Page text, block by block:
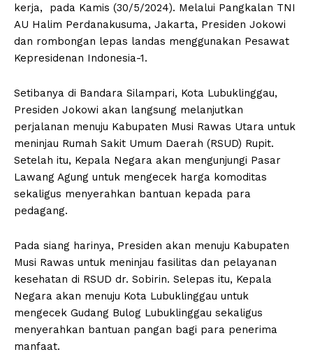
kerja, pada Kamis (30/5/2024). Melalui Pangkalan TNI
AU Halim Perdanakusuma, Jakarta, Presiden Jokowi
dan rombongan lepas landas menggunakan Pesawat
Kepresidenan Indonesia-1.
Setibanya di Bandara Silampari, Kota Lubuklinggau,
Presiden Jokowi akan langsung melanjutkan
perjalanan menuju Kabupaten Musi Rawas Utara untuk
meninjau Rumah Sakit Umum Daerah (RSUD) Rupit.
Setelah itu, Kepala Negara akan mengunjungi Pasar
Lawang Agung untuk mengecek harga komoditas
sekaligus menyerahkan bantuan kepada para
pedagang.
Pada siang harinya, Presiden akan menuju Kabupaten
Musi Rawas untuk meninjau fasilitas dan pelayanan
kesehatan di RSUD dr. Sobirin. Selepas itu, Kepala
Negara akan menuju Kota Lubuklinggau untuk
mengecek Gudang Bulog Lubuklinggau sekaligus
menyerahkan bantuan pangan bagi para penerima
manfaat.